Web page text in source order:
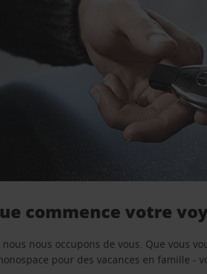
commence votre
nous nous occupons de vous. Que vous
pour des vacances en famille -